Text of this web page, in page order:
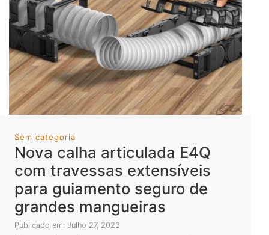
Sem categoria
Nova calha articulada E4Q
com travessas extensíveis
para guiamento seguro de
grandes mangueiras
Publicado em: Julho 27, 2023